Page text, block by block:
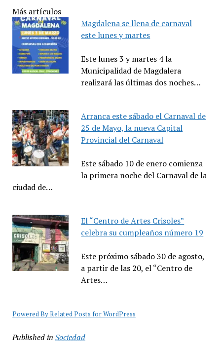
Más artículos
Magdalena se llena de carnaval
este lunes y martes
Este lunes 3 y martes 4 la
Municipalidad de Magdalera
realizará las últimas dos noches…
Arranca este sábado el Carnaval de
25 de Mayo, la nueva Capital
Provincial del Carnaval
Este sábado 10 de enero comienza
la primera noche del Carnaval de la
ciudad de…
El “Centro de Artes Crisoles”
celebra su cumpleaños número 19
Este próximo sábado 30 de agosto,
a partir de las 20, el “Centro de
Artes…
Powered By Related Posts for WordPress
Published in Sociedad